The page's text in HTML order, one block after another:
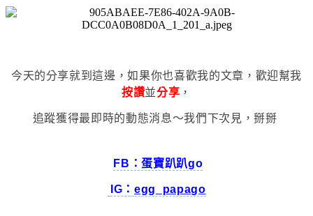
今天的分享就到這邊，如果你也喜歡我的文章，歡迎幫我
按讚並分享 ，
追蹤獲得最即時的動態消息～我們下次見，掰掰
FB：蛋寶趴趴go
IG：egg_papago